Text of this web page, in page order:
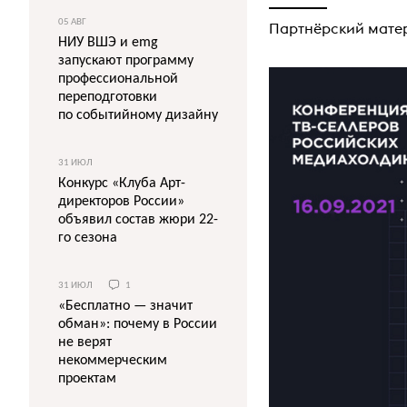
Партнёрский
05 АВГ
НИУ ВШЭ и emg
запускают программу
профессиональной
переподготовки
по событийному дизайну
31 ИЮЛ
Конкурс «Клуба Арт-
директоров России»
объявил состав жюри 22-
го сезона
31 ИЮЛ 1
«Бесплатно — значит
обман»: почему в России
не верят
некоммерческим
проектам